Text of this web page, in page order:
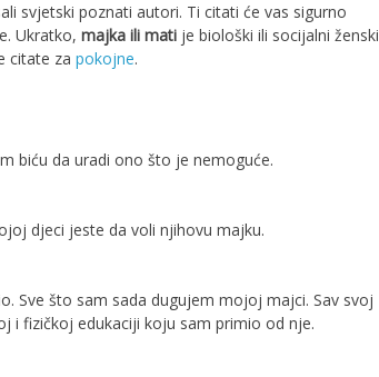
svjetski poznati autori. Ti citati će vas sigurno
Ukratko,majka ili mati je biološki ili socijalni ženski
citate zapokojne.
biću da uradi ono što je nemoguće.
djeci jeste da voli njihovu majku.
Sve što sam sada dugujem mojoj majci. Sav svoj
i fizičkoj edukaciji koju sam primio od nje.